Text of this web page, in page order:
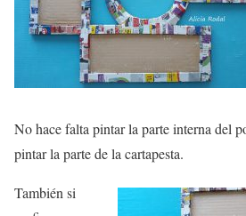
No hace falta pintar la parte interna del
pintar la parte de la cartapesta.
También si